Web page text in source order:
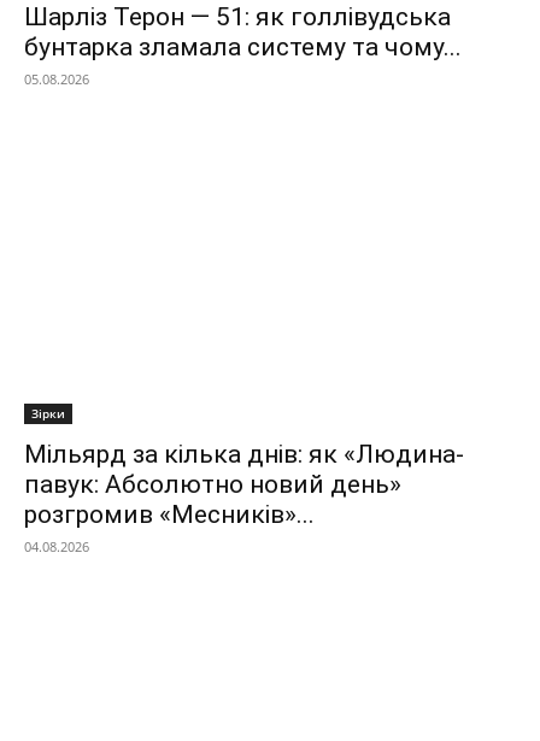
Шарліз Терон — 51: як голлівудська
бунтарка зламала систему та чому...
05.08.2026
Зірки
Мільярд за кілька днів: як «Людина-
павук: Абсолютно новий день»
розгромив «Месників»...
04.08.2026